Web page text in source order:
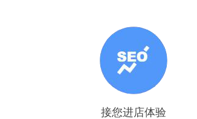
接您进店体验